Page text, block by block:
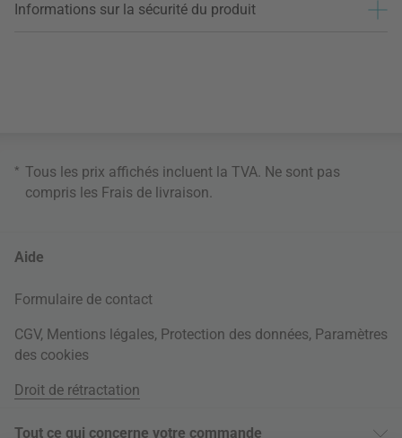
Informations sur la sécurité du produit
* Tous les prix affichés incluent la TVA. Ne sont pas
compris les Frais de livraison
Aide
Formulaire de contact
CGV, Mentions légales, Protection des données, Paramètres
des cookies
Droit de rétractation
Tout ce qui concerne votre commande